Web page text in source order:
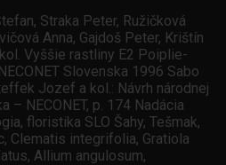
Straka Peter, Ružičková
Anna, Gajdoš Peter, Krištín
Vyššie rastliny E2 Poiplie-
Slovenska 1996 Sabo
Jozef a kol.: Návrh národnej
NECONET, p. 174 Nadácia
floristika SLO Šahy, Tešmak,
Clematis integrifolia, Gratiola
Allium angulosum,